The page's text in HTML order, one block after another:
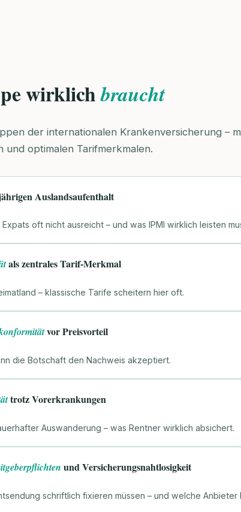
wirklichbraucht
der internationalen Krankenversicherung –
optimalen Tarifmerkmalen.
Auslandsaufenthalt
oft nicht ausreicht – und was IPMI wirklich leisten
als zentrales Tarif-Merkmal
– klassische Tarife scheitern hier oft.
vor Preisvorteil
die Botschaft den Nachweis akzeptiert.
trotz Vorerkrankungen
Auswanderung – was Rentner wirklich absichert.
und Versicherungsnahtlosigkeit
schriftlich fixieren müssen – und welche Anbieter